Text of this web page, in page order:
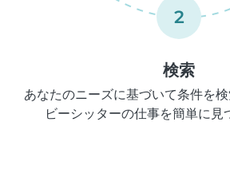
2
検索
あなたのニーズに基づいて条件を
ビーシッターの仕事を簡単に見